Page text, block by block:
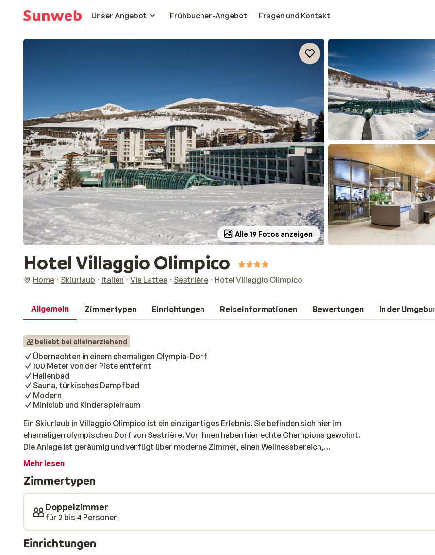
Unser Angebot
Frühbucher-Angebot Fragen und Kontakt
Alle 19 Fotos anzeigen
Hotel Villaggio Olimpico
Home Skiurlaub Italien Via Lattea Sestrière Hotel Villaggio Olimpico
Allgemein Zimmertypen Einrichtungen Reiseinformationen Bewertungen In der
beliebt bei alleinerziehend
Übernachten in einem ehemaligen Olympia-Dorf
100 Meter von der Piste entfernt
Hallenbad
Sauna, türkisches Dampfbad
Modern
Miniclub und Kinderspielraum
Ein Skiurlaub in Villaggio Olimpico ist ein einzigartiges Erlebnis. Sie befinden sich hier im
ehemaligen olympischen Dorf von Sestrière. Vor Ihnen haben hier echte Champions gewohnt.
Die Anlage ist geräumig und verfügt über moderne Zimmer, einen Wellnessbereich,
Restaurants, eine Bar sowie einige schöne Geschäfte. Der Skilift befindet sich fast direkt vor
Mehr lesen
Zimmertypen
Doppelzimmer
für 2 bis 4 Personen
Einrichtungen